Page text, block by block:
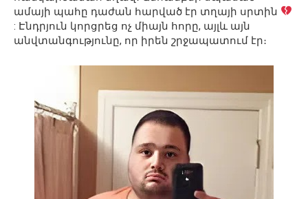
ամայի պահը դաժան հարված էր տղայի սրտին
: Էնդրյուն կորցրեց ոչ միայն հորը, այլև այն
անվտանգությունը, որ իրեն շրջապատում էր։